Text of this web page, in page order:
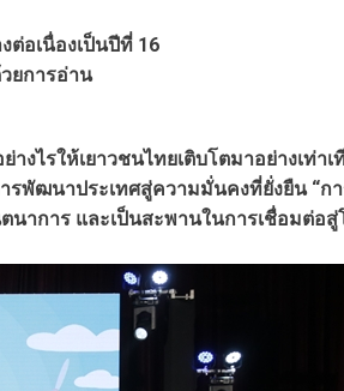
อเนื่องเป็นปีที่ 16
ยการอ่าน
ไรให้เยาวชนไทยเติบโตมาอย่างเท่าเ
รพัฒนาประเทศสู่ความมั่นคงที่ยั่งยืน “ก
นาการ และเป็นสะพานในการเชื่อมต่อสู่